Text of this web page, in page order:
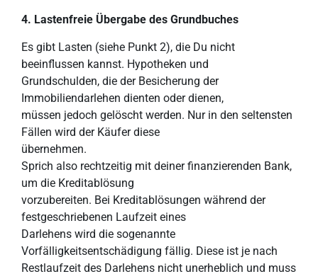
4. Lastenfreie Übergabe des Grundbuches
Es gibt Lasten (siehe Punkt 2), die Du nicht
beeinflussen kannst. Hypotheken und
Grundschulden, die der Besicherung der
Immobiliendarlehen dienten oder dienen,
müssen jedoch gelöscht werden. Nur in den seltensten
Fällen wird der Käufer diese
übernehmen.
Sprich also rechtzeitig mit deiner finanzierenden Bank,
um die Kreditablösung
vorzubereiten. Bei Kreditablösungen während der
festgeschriebenen Laufzeit eines
Darlehens wird die sogenannte
Vorfälligkeitsentschädigung fällig. Diese ist je nach
Restlaufzeit des Darlehens nicht unerheblich und muss